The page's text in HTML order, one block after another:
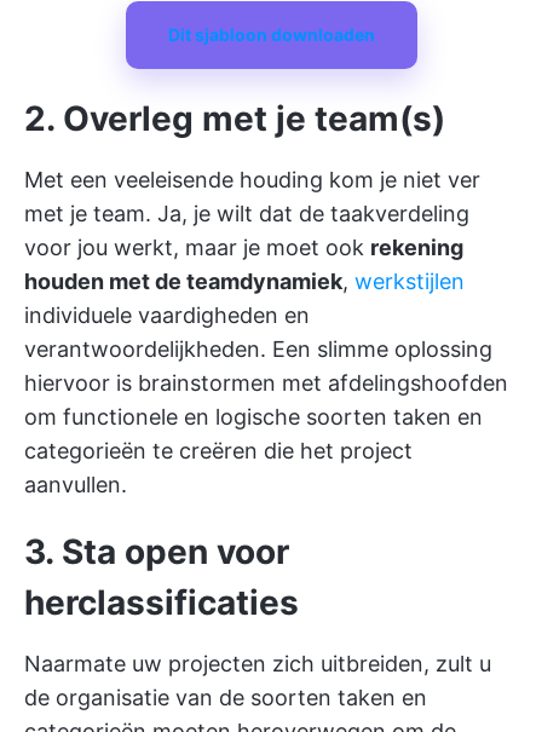
Dit sjabloon downloaden
2. Overleg met je team(s)
Met een veeleisende houding kom je niet ver
met je team. Ja, je wilt dat de taakverdeling
voor jou werkt, maar je moet ook rekening
houden met de teamdynamiek, werkstijlen
individuele vaardigheden en
verantwoordelijkheden. Een slimme oplossing
hiervoor is brainstormen met afdelingshoofden
om functionele en logische soorten taken en
categorieën te creëren die het project
aanvullen.
3. Sta open voor
herclassificaties
Naarmate uw projecten zich uitbreiden, zult u
de organisatie van de soorten taken en